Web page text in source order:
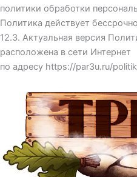
политики обработки
Политика действует
12.3. Актуальная версия
расположена в сети Интернет
по адресу https://par3u.ru/